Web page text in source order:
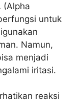
(Alpha
untuk
Namun,
menjadi
iritasi.
reaksi